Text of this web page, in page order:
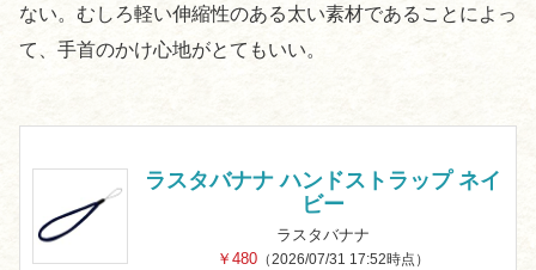
ない。むしろ軽い伸縮性のある太い素材であることによっ
て、手首のかけ心地がとてもいい。
ラスタバナナ ハンドストラップ ネイ
ビー
ラスタバナナ
￥480（2026/07/31 17:52時点）